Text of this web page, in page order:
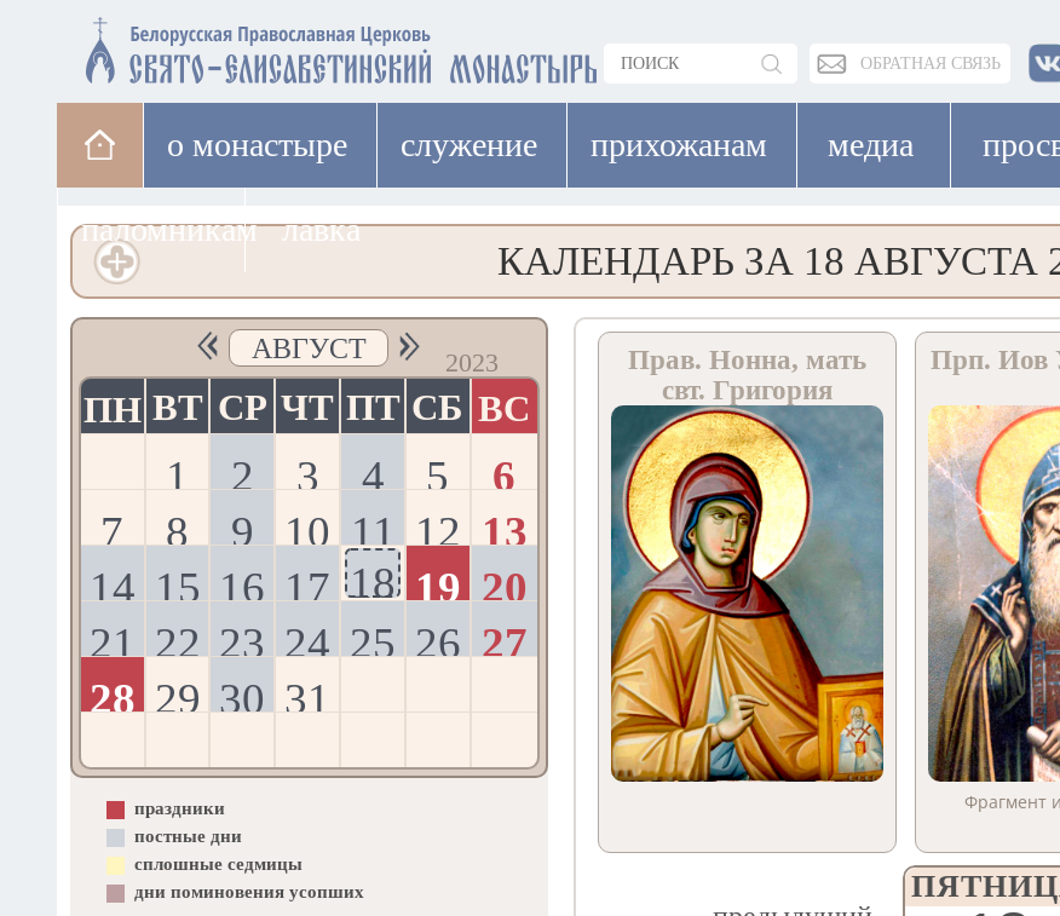
ОБРАТНАЯ СВЯЗЬ
о монастыре cлужение прихожанам медиа
паломникам лавка
КАЛЕНДАРЬ ЗА 18 АВГУСТА
АВГУСТ 2023
ПН ВТ СР ЧТ ПТ СБ ВС
1 2 3 4 5
6
7
8 9 10 11 12 13
14 15 16 17 18 19 20
21 22 23 24 25 26 27
28 29 30 31
праздники
постные дни
сплошные седмицы
дни поминовения усопших
Прав. Нонна, мать
свт. Григория
Богослова
Прп. Иов
Фрагмент